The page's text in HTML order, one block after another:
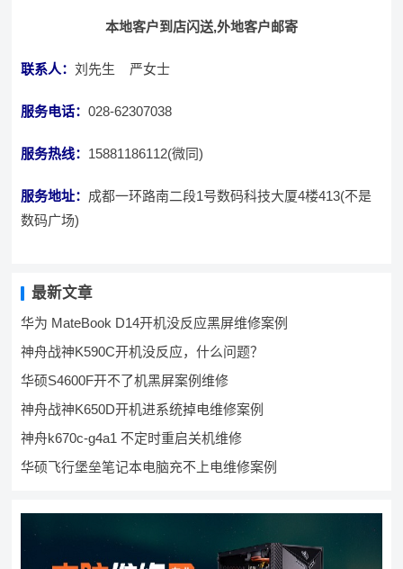
本地客户到店闪送,外地客户邮寄
联系人：刘先生 严女士
服务电话：028-62307038
服务热线： 15881186112(微同)
服务地址： 成都一环路南二段1号数码科技大厦4楼413(不是
数码广场)
最新文章
华为 MateBook D14开机没反应黑屏维修案例
神舟战神K590C开机没反应，什么问题？
华硕S4600F开不了机黑屏案例维修
神舟战神K650D开机进系统掉电维修案例
神舟k670c-g4a1 不定时重启关机维修
华硕飞行堡垒笔记本电脑充不上电维修案例